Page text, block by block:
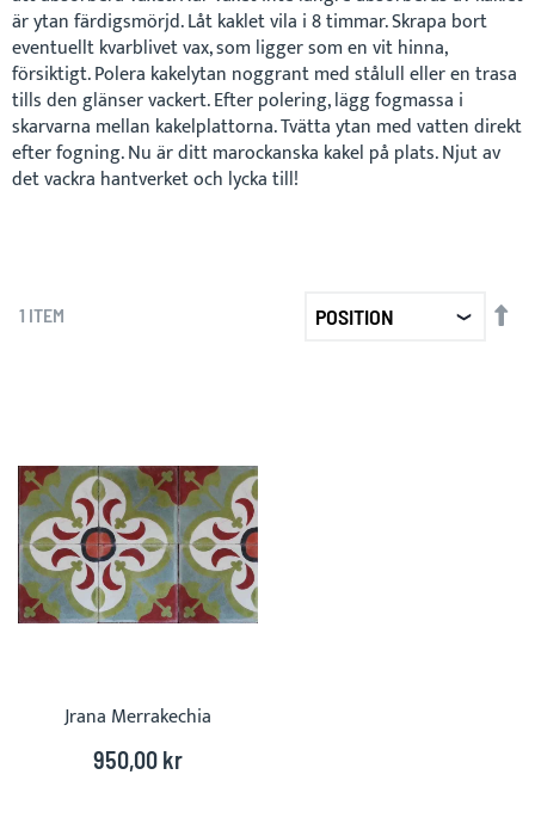
är ytan färdigsmörjd. Låt kaklet vila i 8 timmar. Skrapa bort
eventuellt kvarblivet vax, som ligger som en vit hinna,
försiktigt. Polera kakelytan noggrant med stålull eller en trasa
tills den glänser vackert. Efter polering, lägg fogmassa i
skarvarna mellan kakelplattorna. Tvätta ytan med vatten direkt
efter fogning. Nu är ditt marockanska kakel på plats. Njut av
det vackra hantverket och lycka till!
1 ITEM
SET
Jrana Merrakechia
950,00 kr